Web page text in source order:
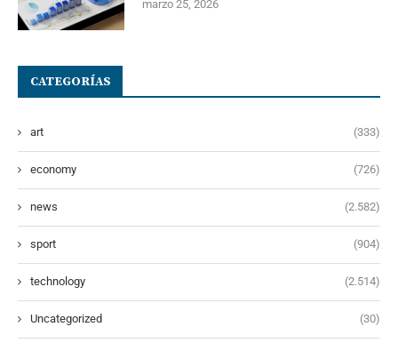
marzo 25, 2026
CATEGORÍAS
art (333)
economy (726)
news (2.582)
sport (904)
technology (2.514)
Uncategorized (30)